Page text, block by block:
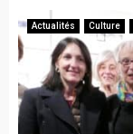
Actualités Culture